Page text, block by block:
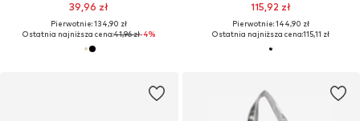
39,96 zł
Pierwotnie: 134,90 zł
Ostatnia najniższa cena:41,96 zł-4%
115,92 zł
Pierwotnie: 144,90 zł
Ostatnia najniższa cena:115,11 zł